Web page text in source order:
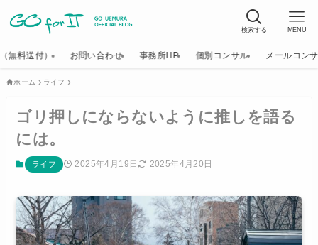
検索する MENU
無料送付） お問い合わせ 事務所HP 個別コンサル メールコン
ホーム ライフ
ゴリ押しにならないように推しを語る
には。
ライフ 2025年4月19日 2025年4月20日